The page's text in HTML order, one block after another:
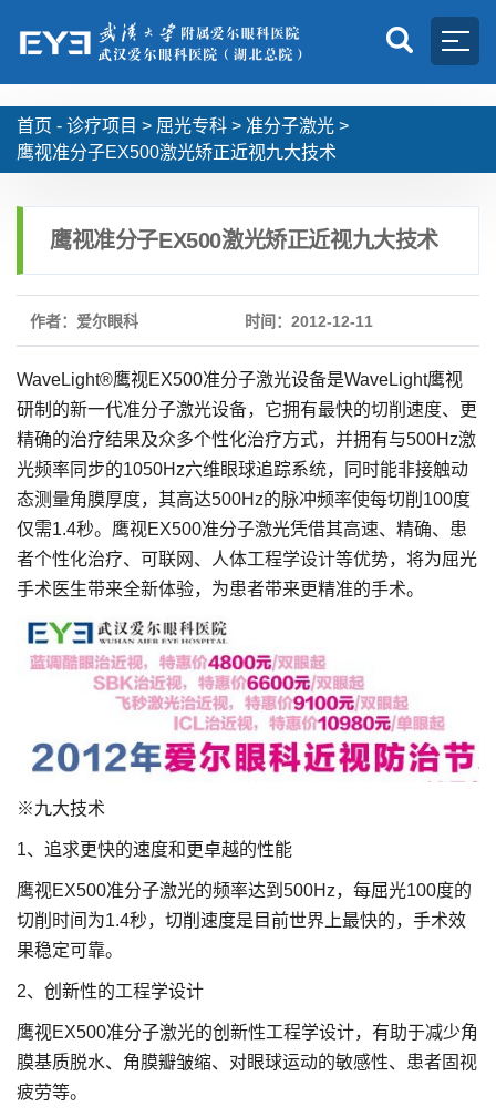
首页 - 诊疗项目 > 屈光专科 > 准分子激光 >
鹰视准分子EX500激光矫正近视九大技术
鹰视准分子EX500激光矫正近视九大技术
作者：爱尔眼科 时间：2012-12-11
WaveLight®鹰视EX500准分子激光设备是WaveLight鹰视
研制的新一代准分子激光设备，它拥有最快的切削速度、更
精确的治疗结果及众多个性化治疗方式，并拥有与500Hz激
光频率同步的1050Hz六维眼球追踪系统，同时能非接触动
态测量角膜厚度，其高达500Hz的脉冲频率使每切削100度
仅需1.4秒。鹰视EX500准分子激光凭借其高速、精确、患
者个性化治疗、可联网、人体工程学设计等优势，将为屈光
手术医生带来全新体验，为患者带来更精准的手术。
※九大技术
1、追求更快的速度和更卓越的性能
鹰视EX500准分子激光的频率达到500Hz，每屈光100度的
切削时间为1.4秒，切削速度是目前世界上最快的，手术效
果稳定可靠。
2、创新性的工程学设计
鹰视EX500准分子激光的创新性工程学设计，有助于减少角
膜基质脱水、角膜瓣皱缩、对眼球运动的敏感性、患者固视
疲劳等。